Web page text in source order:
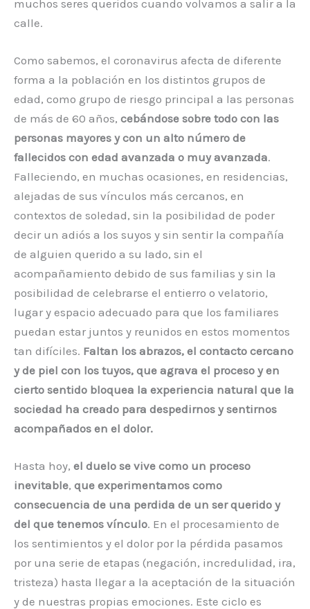
muchos seres queridos cuando volvamos a salir a la
calle.
Como sabemos, el coronavirus afecta de diferente
forma a la población en los distintos grupos de
edad, como grupo de riesgo principal a las personas
de más de 60 años, cebándose sobre todo con las
personas mayores y con un alto número de
fallecidos con edad avanzada o muy avanzada.
Falleciendo, en muchas ocasiones, en residencias,
alejadas de sus vínculos más cercanos, en
contextos de soledad, sin la posibilidad de poder
decir un adiós a los suyos y sin sentir la compañía
de alguien querido a su lado, sin el
acompañamiento debido de sus familias y sin la
posibilidad de celebrarse el entierro o velatorio,
lugar y espacio adecuado para que los familiares
puedan estar juntos y reunidos en estos momentos
tan difíciles. Faltan los abrazos, el contacto cercano
y de piel con los tuyos, que agrava el proceso y en
cierto sentido bloquea la experiencia natural que la
sociedad ha creado para despedirnos y sentirnos
acompañados en el dolor.
Hasta hoy, el duelo se vive como un proceso
inevitable, que experimentamos como
consecuencia de una perdida de un ser querido y
del que tenemos vínculo. En el procesamiento de
los sentimientos y el dolor por la pérdida pasamos
por una serie de etapas (negación, incredulidad, ira,
tristeza) hasta llegar a la aceptación de la situación
y de nuestras propias emociones. Este ciclo es